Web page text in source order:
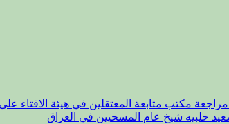
مكتب متابعة المعتقلين في هيئة الافتاء
حلبيه شيخ عام المسحيين في العراق